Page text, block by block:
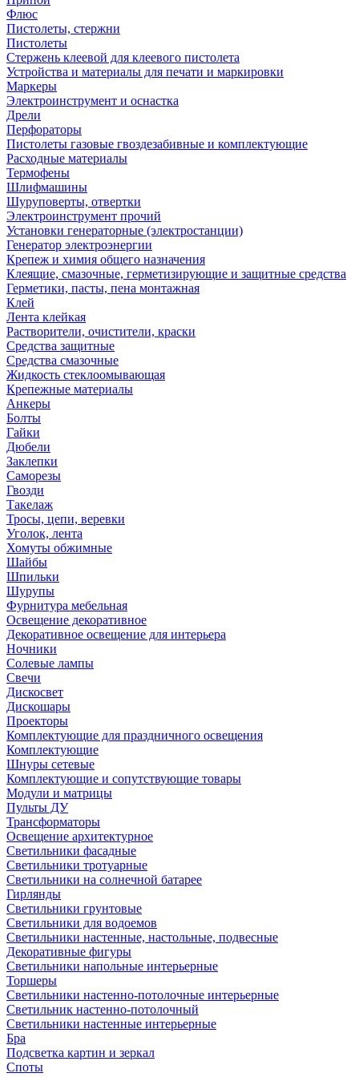
Флюс
Пистолеты, стержни
Пистолеты
Стержень клеевой для клеевого пистолета
Устройства и материалы для печати и маркировки
Маркеры
Электроинструмент и оснастка
Дрели
Перфораторы
Пистолеты газовые гвоздезабивные и комплектующие
Расходные материалы
Термофены
Шлифмашины
Шуруповерты, отвертки
Электроинструмент прочий
Установки генераторные (электростанции)
Генератор электроэнергии
Крепеж и химия общего назначения
Клеящие, смазочные, герметизирующие и защитные средства
Герметики, пасты, пена монтажная
Клей
Лента клейкая
Растворители, очистители, краски
Средства защитные
Средства смазочные
Жидкость стеклоомывающая
Крепежные материалы
Анкеры
Болты
Гайки
Дюбели
Заклепки
Саморезы
Гвозди
Такелаж
Тросы, цепи, веревки
Уголок, лента
Хомуты обжимные
Шайбы
Шпильки
Шурупы
Фурнитура мебельная
Освещение декоративное
Декоративное освещение для интерьера
Ночники
Солевые лампы
Свечи
Дискосвет
Дискошары
Проекторы
Комплектующие для праздничного освещения
Комплектующие
Шнуры сетевые
Комплектующие и сопутствующие товары
Модули и матрицы
Пульты ДУ
Трансформаторы
Освещение архитектурное
Светильники фасадные
Светильники тротуарные
Светильники на солнечной батарее
Гирлянды
Светильники грунтовые
Светильники для водоемов
Светильники настенные, настольные, подвесные
Декоративные фигуры
Светильники напольные интерьерные
Торшеры
Светильники настенно-потолочные интерьерные
Светильник настенно-потолочный
Светильники настенные интерьерные
Бра
Подсветка картин и зеркал
Споты